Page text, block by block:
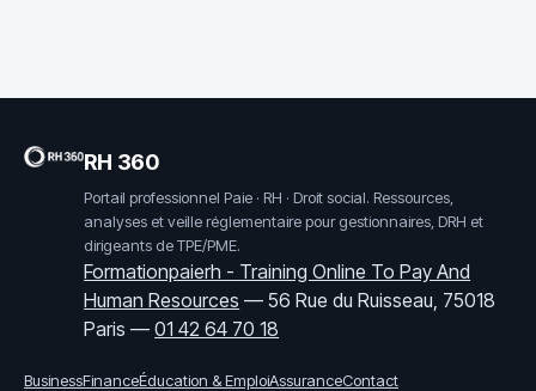
RH 360
Portail professionnel Paie · RH · Droit social. Ressources,
analyses et veille réglementaire pour gestionnaires, DRH et
dirigeants de TPE/PME.
Formationpaierh - Training Online To Pay And
Human Resources —56 Rue du Ruisseau, 75018
Paris —01 42 64 70 18
BusinessFinanceÉducation & EmploiAssuranceContact